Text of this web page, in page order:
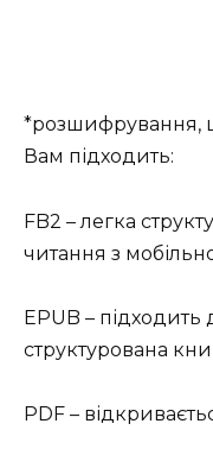
*розшифрування,
Вам підходить:
FB2 – легка
читання з
EPUB – підходить
структурована
PDF –